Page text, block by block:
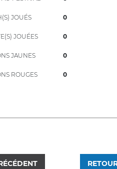
JOUÉS 0
JOUÉES 0
JAUNES 0
ROUGES 0